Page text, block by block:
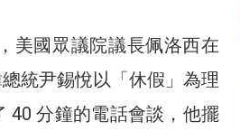
美國眾議院議長佩洛西在
統尹錫悅以「休假」為理
40 分鐘的電話會談，他擺